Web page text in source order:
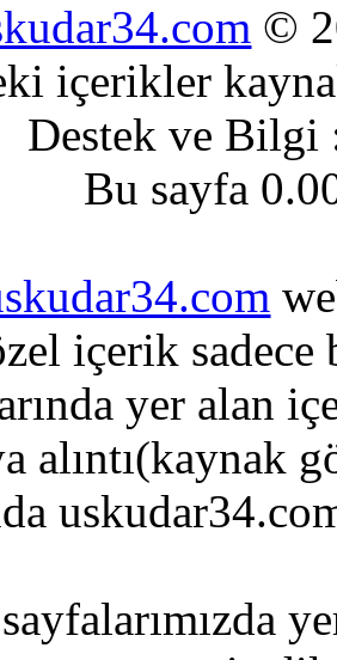
©
içerikler
Destek ve
Bu sayfa
içerik sadece
yer alan
alıntı(kaynak